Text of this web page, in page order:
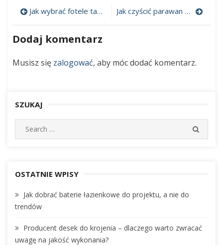
jak
rozjaśnić
na
Nawigacja
wpisu
Jak wybrać fotele tapicerowane? Jak czyścić parawan nawannowy – oczekiwania a rzeczywistość
Dodaj komentarz
Musisz się zalogować, aby móc dodać komentarz.
SZUKAJ
e
c
f
o
:
E
OSTATNIE WPISY
Jak dobrać baterie łazienkowe do projektu, a nie do
trendów
Producent desek do krojenia – dlaczego warto zwracać
uwagę na jakość wykonania?